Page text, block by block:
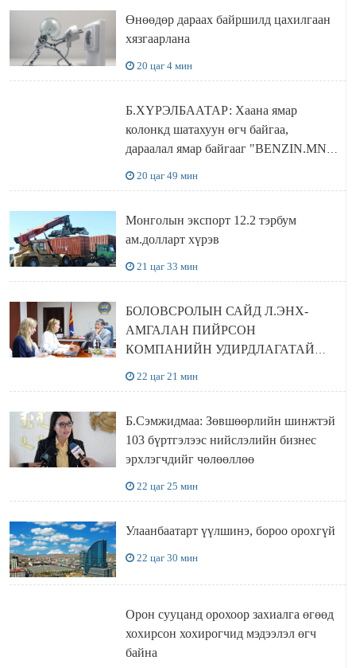
Өнөөдөр дараах байршилд цахилгаан
хязгаарлана
20 цаг 4 мин
Б.ХҮРЭЛБААТАР: Хаана ямар
колонкд шатахуун өгч байгаа,
дараалал ямар байгааг "BENZIN.MN”
сайтаас харах боломжтой
20 цаг 49 мин
Монголын экспорт 12.2 тэрбум
ам.долларт хүрэв
21 цаг 33 мин
БОЛОВСРОЛЫН САЙД Л.ЭНХ-
АМГАЛАН ПИЙРСОН
КОМПАНИЙН УДИРДЛАГАТАЙ
УУЛЗЛАА
22 цаг 21 мин
Б.Сэмжидмаа: Зөвшөөрлийн шинжтэй
103 бүртгэлээс нийслэлийн бизнес
эрхлэгчдийг чөлөөллөө
22 цаг 25 мин
Улаанбаатарт үүлшинэ, бороо орохгүй
22 цаг 30 мин
Орон сууцанд орохоор захиалга өгөөд
хохирсон хохирогчид мэдээлэл өгч
байна